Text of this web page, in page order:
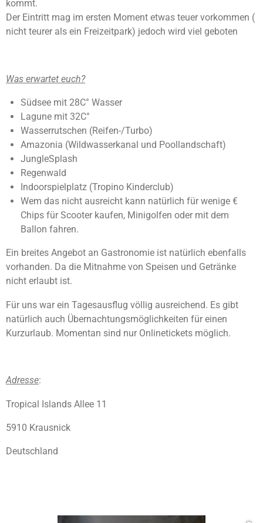
t
e
r
n
kommt.
Der Eintritt mag im ersten Moment etwas teuer vorkommen (
nicht teurer als ein Freizeitpark) jedoch wird viel geboten
Was erwartet euch?
Südsee mit 28C° Wasser
Lagune mit 32C°
Wasserrutschen (Reifen-/Turbo)
Amazonia (Wildwasserkanal und Poollandschaft)
JungleSplash
Regenwald
Indoorspielplatz (Tropino Kinderclub)
Wem das nicht ausreicht kann natürlich für wenige €
Chips für Scooter kaufen, Minigolfen oder mit dem
Ballon fahren.
Ein breites Angebot an Gastronomie ist natürlich ebenfalls
vorhanden. Da die Mitnahme von Speisen und Getränke
nicht erlaubt ist.
Für uns war ein Tagesausflug völlig ausreichend. Es gibt
natürlich auch Übernachtungsmöglichkeiten für einen
Kurzurlaub. Momentan sind nur Onlinetickets möglich.
Adresse:
Tropical Islands Allee 11
5910 Krausnick
Deutschland